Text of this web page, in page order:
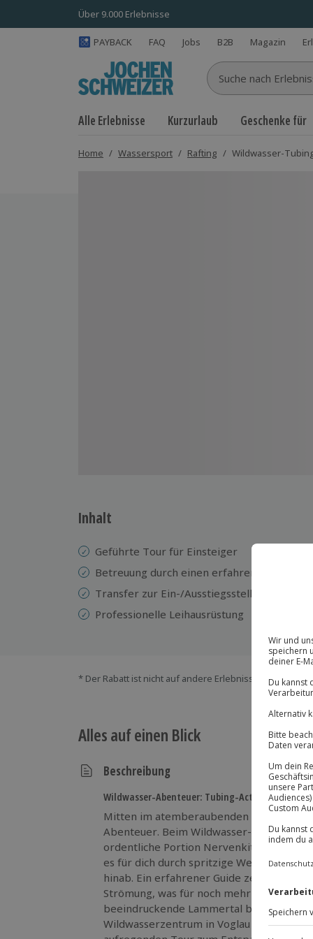
Über 9.000 Erlebnisse
PAYBACK FAQ Jobs B2B Magazin
Suche nach
Alle Erlebnisse Kurzurlaub Geschenke für
Home / Wassersport / Rafting / Wildwasser-
Inhalt
Geführte Tour für Einsteiger
Betreuung durch einen erfahrenen
Transfer zur Ein-/Ausstiegsstelle
Professionelle Leihausrüstung
* Der Rabatt ist nicht auf andere Erlebnisse bei der
Alles auf einen Blick
Beschreibung
Wildwasser-Abenteuer: Tubing-Action in
Mitten im atemberaubenden Salzburger
Abenteuer. Beim Wildwasser-Tubing in
ordentliche Portion Nervenkitzel.
es für dich durch spritzige Wellen und
hinab. Ein erfahrener Guide zeigt dir den
Strömung, was für noch mehr Action
beeindruckende Lammertal bis zu den
Wildwasserzentrum in Voglau liegt direkt